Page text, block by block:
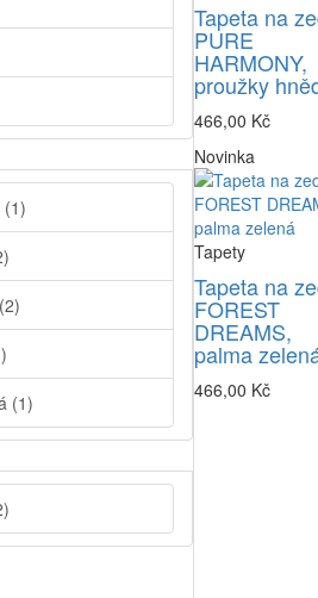
(1)
(2)
(1)
Tapeta na
PURE
HARMONY,
proužky
466,00 Kč
Novinka
Tapety
Tapeta na
FOREST
DREAMS,
palma
466,00 Kč